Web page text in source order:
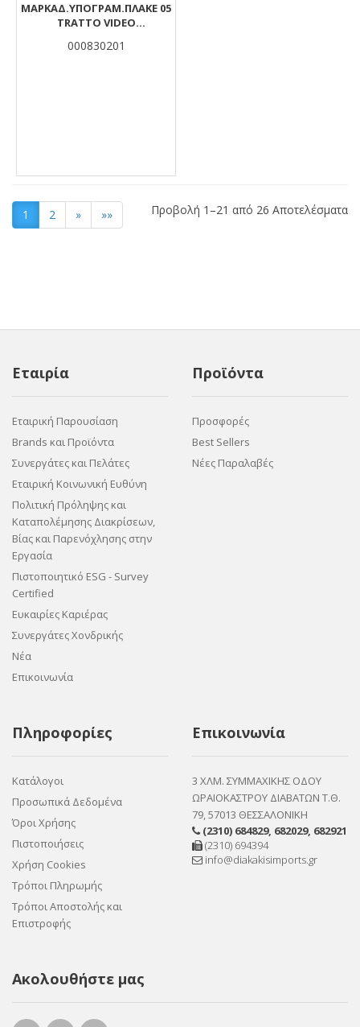
ΜΑΡΚΑΔ.ΥΠΟΓΡΑΜ.ΠΛΑΚΕ 05
TRATTO VIDEO
000830201
1 2 » »» Προβολή 1–21 από 26 Αποτελέσματα
Εταιρία
Εταιρική Παρουσίαση
Brands και Προϊόντα
Συνεργάτες και Πελάτες
Εταιρική Κοινωνική Ευθύνη
Πολιτική Πρόληψης και
Καταπολέμησης Διακρίσεων,
Βίας και Παρενόχλησης στην
Εργασία
Πιστοποιητικό ESG - Survey
Certified
Ευκαιρίες Καριέρας
Συνεργάτες Χονδρικής
Νέα
Επικοινωνία
Προϊόντα
Προσφορές
Best Sellers
Νέες Παραλαβές
Πληροφορίες
Κατάλογοι
Προσωπικά Δεδομένα
Όροι Χρήσης
Πιστοποιήσεις
Χρήση Cookies
Τρόποι Πληρωμής
Τρόποι Αποστολής και
Επιστροφής
Επικοινωνία
3 ΧΛΜ. ΣΥΜΜΑΧΙΚΗΣ ΟΔΟΥ
ΩΡΑΙΟΚΑΣΤΡΟΥ ΔΙΑΒΑΤΩΝ Τ.Θ.
79, 57013 ΘΕΣΣΑΛΟΝΙΚΗ
(2310) 684829, 682029, 682921
(2310) 694394
info@diakakisimports.gr
Ακολουθήστε μας